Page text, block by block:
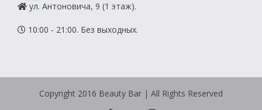
ул. Антоновича, 9 (1 этаж).
10:00 - 21:00. Без выходных.
Copyright 2016 Вeauty Bar | All Rights Reserved